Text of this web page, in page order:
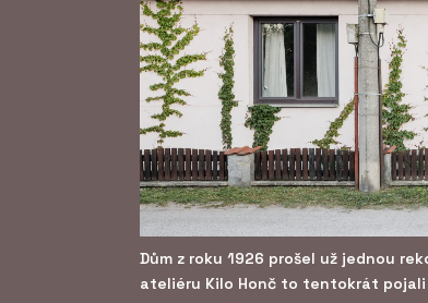
Dům z roku 1926 prošel už jednou
ateliéru Kilo Honč to tentokrát